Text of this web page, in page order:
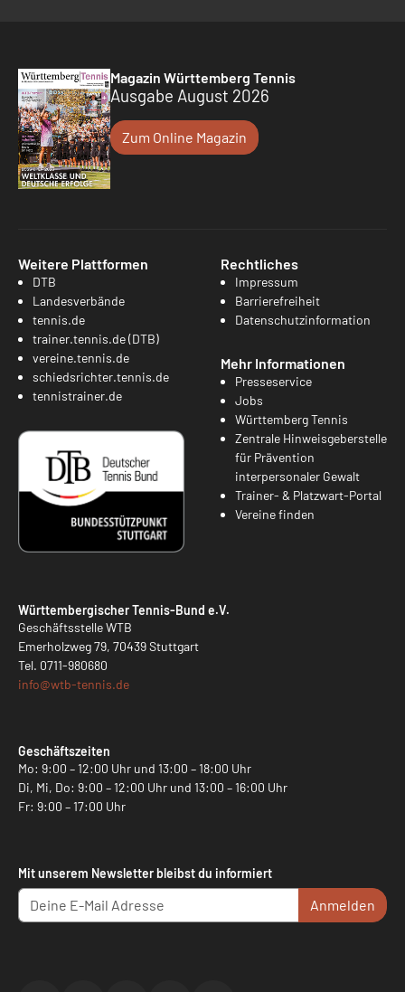
Magazin Württemberg Tennis
Ausgabe August 2026
Zum Online Magazin
Weitere Plattformen
DTB
Landesverbände
tennis.de
trainer.tennis.de (DTB)
vereine.tennis.de
schiedsrichter.tennis.de
tennistrainer.de
Rechtliches
Impressum
Barrierefreiheit
Datenschutzinformation
Mehr Informationen
Presseservice
Jobs
Württemberg Tennis
Zentrale Hinweisgeberstelle
für Prävention
interpersonaler Gewalt
Trainer- & Platzwart-Portal
Vereine finden
Württembergischer Tennis-Bund e.V.
Geschäftsstelle WTB
Emerholzweg 79, 70439 Stuttgart
Tel. 0711-980680
info@wtb-tennis.de
Geschäftszeiten
Mo: 9:00 – 12:00 Uhr und 13:00 – 18:00 Uhr
Di, Mi, Do: 9:00 – 12:00 Uhr und 13:00 – 16:00 Uhr
Fr: 9:00 – 17:00 Uhr
Mit unserem Newsletter bleibst du informiert
Anmelden